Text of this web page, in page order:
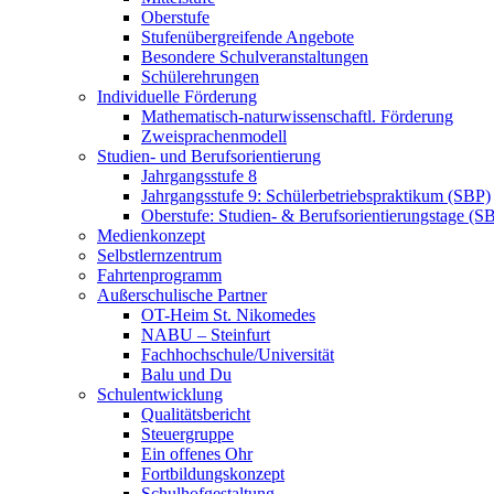
Oberstufe
Stufenübergreifende Angebote
Besondere Schulveranstaltungen
Schülerehrungen
Individuelle Förderung
Mathematisch-naturwissenschaftl. Förderung
Zweisprachenmodell
Studien- und Berufsorientierung
Jahrgangsstufe 8
Jahrgangsstufe 9: Schülerbetriebspraktikum (SBP)
Oberstufe: Studien- & Berufsorientierungstage
Medienkonzept
Selbstlernzentrum
Fahrtenprogramm
Außerschulische Partner
OT-Heim St. Nikomedes
NABU – Steinfurt
Fachhochschule/Universität
Balu und Du
Schulentwicklung
Qualitätsbericht
Steuergruppe
Ein offenes Ohr
Fortbildungskonzept